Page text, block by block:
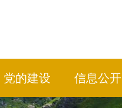
党的建设 信息公开